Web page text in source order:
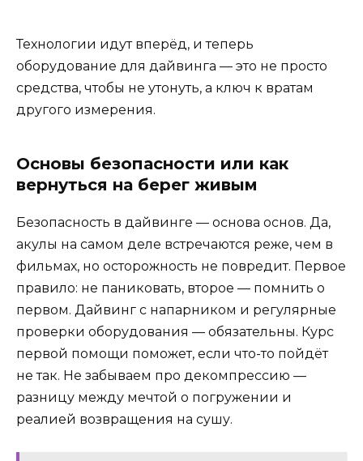
Технологии идут вперёд, и теперь
оборудование для дайвинга — это не просто
средства, чтобы не утонуть, а ключ к вратам
другого измерения.
Основы безопасности или как
вернуться на берег живым
Безопасность в дайвинге — основа основ. Да,
акулы на самом деле встречаются реже, чем в
фильмах, но осторожность не повредит. Первое
правило: не паниковать, второе — помнить о
первом. Дайвинг с напарником и регулярные
проверки оборудования — обязательны. Курс
первой помощи поможет, если что-то пойдёт
не так. Не забываем про декомпрессию —
разницу между мечтой о погружении и
реалией возвращения на сушу.